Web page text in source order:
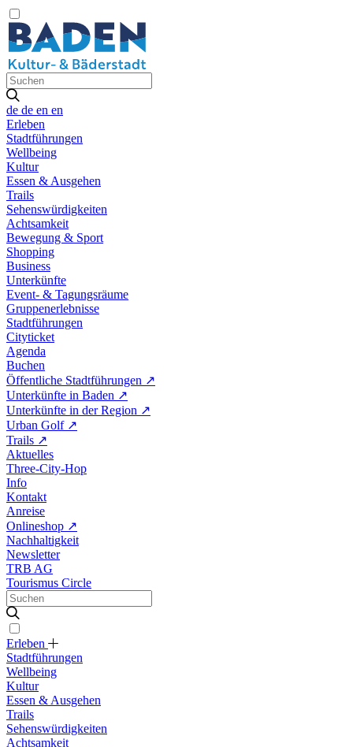
de de en en
Erleben
Stadtführungen
Wellbeing
Kultur
Essen & Ausgehen
Trails
Sehenswürdigkeiten
Achtsamkeit
Bewegung & Sport
Shopping
Business
Unterkünfte
Event- & Tagungsräume
Gruppenerlebnisse
Stadtführungen
Cityticket
Agenda
Buchen
Öffentliche Stadtführungen ↗
Unterkünfte in Baden ↗
Unterkünfte in der Region ↗
Urban Golf ↗
Trails ↗
Aktuelles
Three-City-Hop
Info
Kontakt
Anreise
Onlineshop ↗
Nachhaltigkeit
Newsletter
TRB AG
Tourismus Circle
Erleben
Stadtführungen
Wellbeing
Kultur
Essen & Ausgehen
Trails
Sehenswürdigkeiten
Achtsamkeit